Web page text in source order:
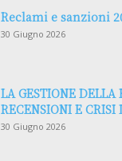
Reclami e sanzioni
30 Giugno 2026
LA GESTIONE DELLA
RECENSIONI E CRISI
30 Giugno 2026